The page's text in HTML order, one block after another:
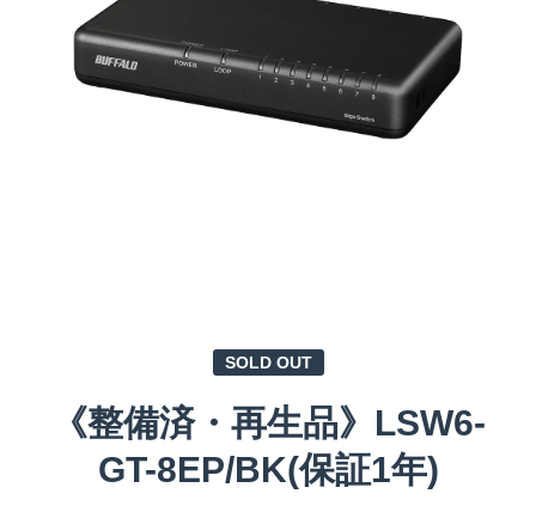
SOLD OUT
《整備済・再生品》LSW6-
GT-8EP/BK(保証1年)